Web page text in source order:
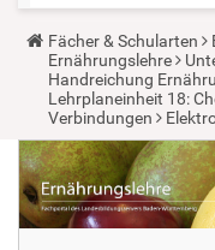
Y
o
u
a
r
e
h
e
r
e
:
Fächer & Schularten
Ernährungslehre
Handreichung
Lehrplaneinheit 18:
Verbindungen